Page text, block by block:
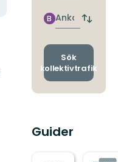
Ankomst
B
Byt
och
Sök
kollektivtrafik
Guider